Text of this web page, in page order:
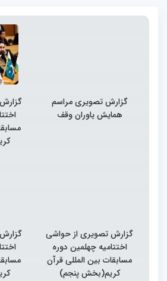
گزارش تصویری مراسم
همایش یاوران وقف
گزارش تصویری از حواشی
اختتامیه چهلمین دوره
مسابقات بین المللی قرآن
کریم(بخش پنجم)